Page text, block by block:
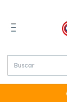
🚚¡No